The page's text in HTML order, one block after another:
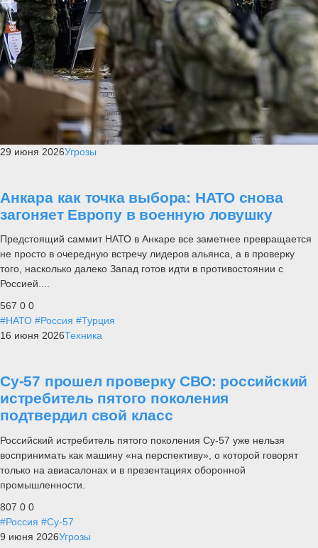
29 июня 2026Угрозы
Анкара как точка выбора: НАТО снова
загоняет Европу в военную ловушку
Предстоящий саммит НАТО в Анкаре все заметнее превращается
не просто в очередную встречу лидеров альянса, а в проверку
того, насколько далеко Запад готов идти в противостоянии с
Россией....
567 0 0
#НАТО #Россия #Турция
16 июня 2026Техника
Су-57 прошел проверку СВО: российский
истребитель пятого поколения
подтвердил свой класс
Российский истребитель пятого поколения Су-57 уже нельзя
воспринимать как машину «на перспективу», о которой говорят
только на авиасалонах и в презентациях оборонной
промышленности.
807 0 0
#Россия #Су-57
9 июня 2026Угрозы